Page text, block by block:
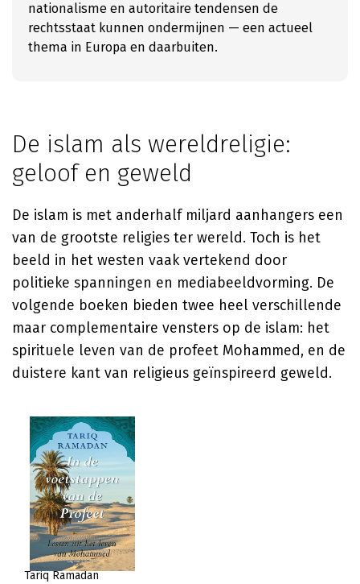
nationalisme en autoritaire tendensen de
rechtsstaat kunnen ondermijnen — een actueel
thema in Europa en daarbuiten.
De islam als wereldreligie:
geloof en geweld
De islam is met anderhalf miljard aanhangers een
van de grootste religies ter wereld. Toch is het
beeld in het westen vaak vertekend door
politieke spanningen en mediabeeldvorming. De
volgende boeken bieden twee heel verschillende
maar complementaire vensters op de islam: het
spirituele leven van de profeet Mohammed, en de
duistere kant van religieus geïnspireerd geweld.
Tariq Ramadan